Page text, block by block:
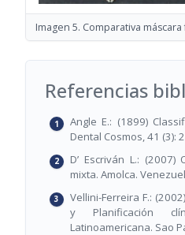
Imagen 5. Comparativa máscara
Referencias
Angle E.: (1899)
Dental Cosmos, 41 (3):
D’ Escriván L.:
mixta. Amolca.
Vellini-Ferreira F.:
y Planificación
Latinoamericana. Sao